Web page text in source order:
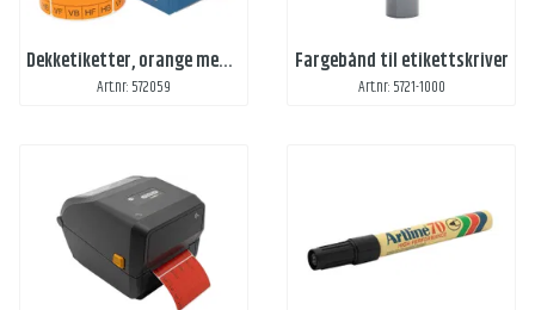
Dekketiketter, orange med tekst
Art.nr: 572059
Fargebånd til etikettskriver
Art.nr: 5721-1000